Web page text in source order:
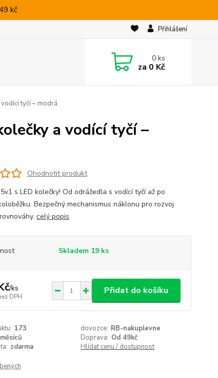
kč
Přihlášení
0ks
za 0 Kč
tyčí – modrá
a vodící tyčí –
Ohodnotit produkt
s LED kolečky! Od odrážedla s vodící tyčí až po
Bezpečný mechanismus náklonu pro rozvoj
celý popis
Skladem 19 ks
/ks
DPH
Přidat do košíku
173 dovozce: RB-nakuplevne
Doprava: Od 49kč
zdarma Hlídat cenu / dostupnost